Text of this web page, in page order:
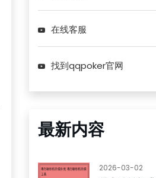
在线客服
找到qqpoker官网
最新内容
2026-03-02